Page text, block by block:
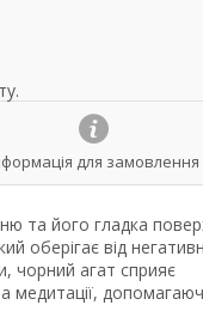
для замовлення
та його гладка
оберігає від
чорний агат сприяє
медитації,